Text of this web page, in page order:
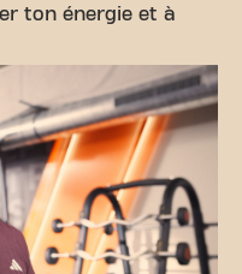
ton énergie et à